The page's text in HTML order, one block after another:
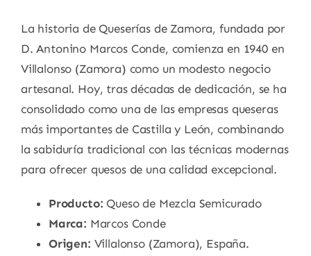
La historia de Queserías de Zamora, fundada por
D. Antonino Marcos Conde, comienza en 1940 en
Villalonso (Zamora) como un modesto negocio
artesanal. Hoy, tras décadas de dedicación, se ha
consolidado como una de las empresas queseras
más importantes de Castilla y León, combinando
la sabiduría tradicional con las técnicas modernas
para ofrecer quesos de una calidad excepcional.
Producto: Queso de Mezcla Semicurado
Marca: Marcos Conde
Origen: Villalonso (Zamora), España.